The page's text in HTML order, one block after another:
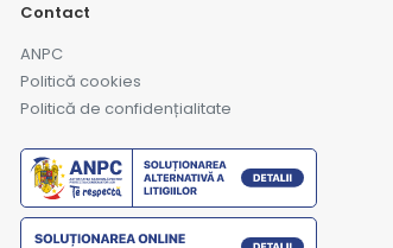
Contact
ANPC
Politică cookies
Politică de confidențialitate